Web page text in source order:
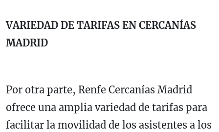
VARIEDAD DE TARIFAS EN CERCANÍAS
MADRID
Por otra parte, Renfe Cercanías Madrid
ofrece una amplia variedad de tarifas para
facilitar la movilidad de los asistentes a los